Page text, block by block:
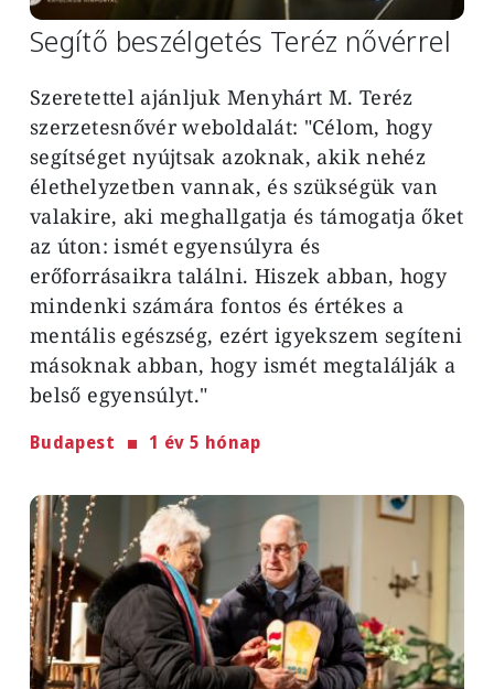
Segítő beszélgetés Teréz nővérrel
Szeretettel ajánljuk Menyhárt M. Teréz
szerzetesnővér weboldalát: "Célom, hogy
segítséget nyújtsak azoknak, akik nehéz
élethelyzetben vannak, és szükségük van
valakire, aki meghallgatja és támogatja őket
az úton: ismét egyensúlyra és
erőforrásaikra találni. Hiszek abban, hogy
mindenki számára fontos és értékes a
mentális egészség, ezért igyekszem segíteni
másoknak abban, hogy ismét megtalálják a
belső egyensúlyt."
Budapest 1 év 5 hónap
Image